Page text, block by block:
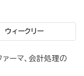
ウィークリー
ーマ、会計処理の